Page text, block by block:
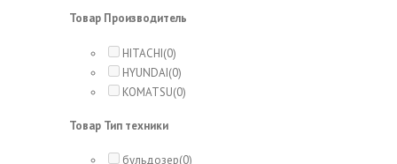
Товар Производитель
HITACHI(0)
HYUNDAI(0)
KOMATSU(0)
Товар Тип техники
бульдозер(0)